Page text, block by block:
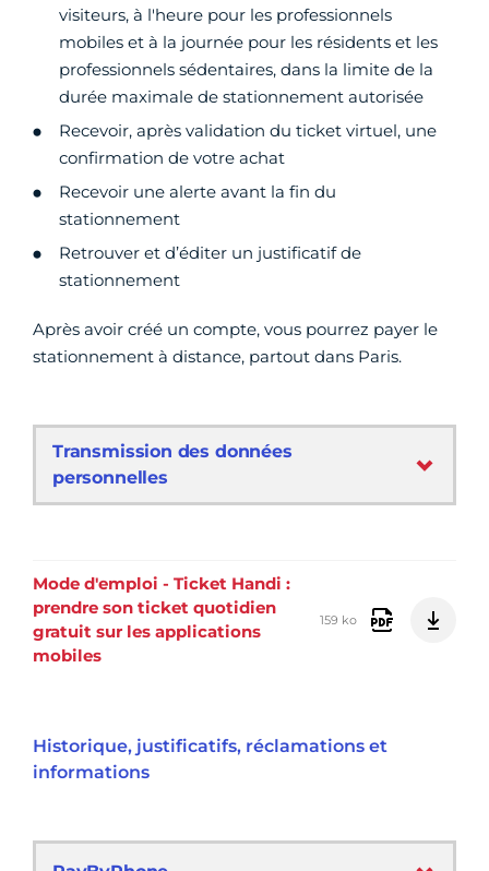
visiteurs, à l'heure pour les professionnels
mobiles et à la journée pour les résidents et les
professionnels sédentaires, dans la limite de la
durée maximale de stationnement autorisée
Recevoir, après validation du ticket virtuel, une
confirmation de votre achat
Recevoir une alerte avant la fin du
stationnement
Retrouver et d’éditer un justificatif de
stationnement
Après avoir créé un compte, vous pourrez payer le
stationnement à distance, partout dans Paris.
Transmission des données
personnelles
Mode d'emploi - Ticket Handi :
prendre son ticket quotidien
gratuit sur les applications
mobiles
159 ko
Historique, justificatifs, réclamations et
informations